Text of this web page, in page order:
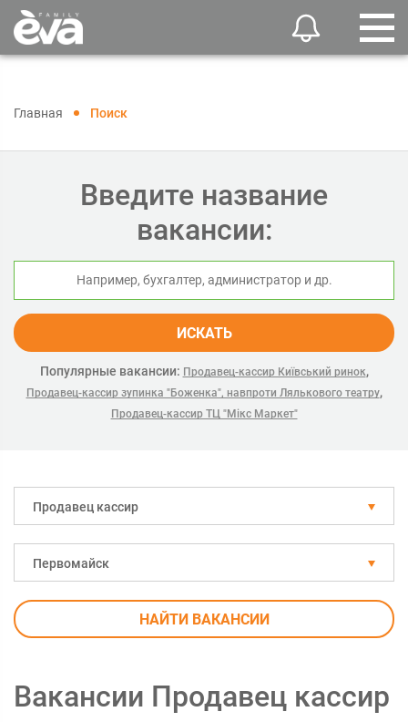
Главная Поиск
Введите название
вакансии:
ИСКАТЬ
Популярные вакансии: Продавец-кассир Київський ринок,
Продавец-кассир зупинка "Боженка", навпроти Лялькового театру,
Продавец-кассир ТЦ "Мікс Маркет"
Продавец кассир
Первомайск
НАЙТИ ВАКАНСИИ
Вакансии Продавец кассир